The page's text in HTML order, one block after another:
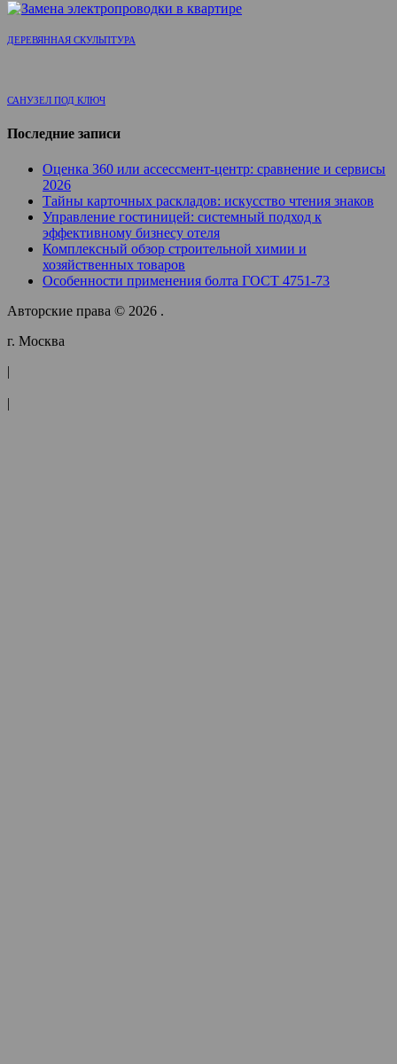
ДЕРЕВЯННАЯ СКУЛЬПТУРА
САНУЗЕЛ ПОД КЛЮЧ
Последние записи
Оценка 360 или ассессмент-центр: сравнение и сервисы
2026
Тайны карточных раскладов: искусство чтения знаков
Управление гостиницей: системный подход к
эффективному бизнесу отеля
Комплексный обзор строительной химии и
хозяйственных товаров
Особенности применения болта ГОСТ 4751-73
Авторские права © 2026 .
г. Москва
|
|